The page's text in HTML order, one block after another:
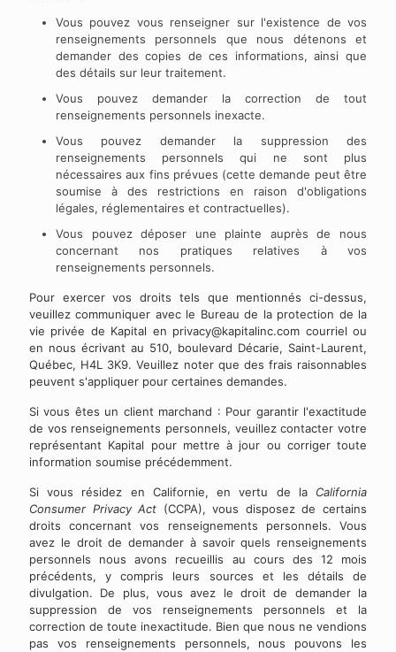
Vous pouvez vous renseigner sur l'existence de vos
renseignements personnels que nous détenons et
demander des copies de ces informations, ainsi que
des détails sur leur traitement.
Vous pouvez demander la correction de tout
renseignements personnels inexacte.
Vous pouvez demander la suppression des
renseignements personnels qui ne sont plus
nécessaires aux fins prévues (cette demande peut être
soumise à des restrictions en raison d'obligations
légales, réglementaires et contractuelles).
Vous pouvez déposer une plainte auprès de nous
concernant nos pratiques relatives à vos
renseignements personnels.
Pour exercer vos droits tels que mentionnés ci-dessus,
veuillez communiquer avec le Bureau de la protection de la
vie privée de Kapital en privacy@kapitalinc.com courriel ou
en nous écrivant au 510, boulevard Décarie, Saint-Laurent,
Québec, H4L 3K9. Veuillez noter que des frais raisonnables
peuvent s'appliquer pour certaines demandes.
Si vous êtes un client marchand : Pour garantir l'exactitude
de vos renseignements personnels, veuillez contacter votre
représentant Kapital pour mettre à jour ou corriger toute
information soumise précédemment.
Si vous résidez en Californie, en vertu de la California
Consumer Privacy Act (CCPA), vous disposez de certains
droits concernant vos renseignements personnels. Vous
avez le droit de demander à savoir quels renseignements
personnels nous avons recueillis au cours des 12 mois
précédents, y compris leurs sources et les détails de
divulgation. De plus, vous avez le droit de demander la
suppression de vos renseignements personnels et la
correction de toute inexactitude. Bien que nous ne vendions
pas vos renseignements personnels, nous pouvons les